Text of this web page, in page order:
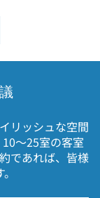
リッシュな空間
～25室の客室
であれば、皆様